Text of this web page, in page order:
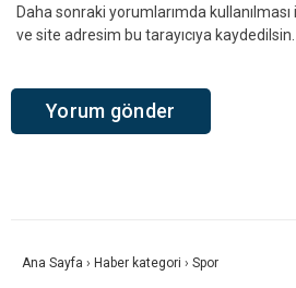
Daha sonraki yorumlarımda
ve site adresim bu tarayıcıya kaydedilsin.
Ana Sayfa › Haber kategori › Spor